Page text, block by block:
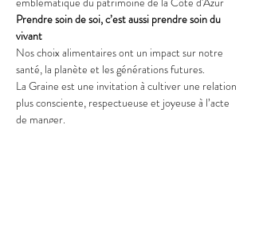
Prendre soin de soi, c’est aussi prendre soin du
vivant
Nos choix alimentaires ont un impact sur notre
santé, la planète et les générations futures.
La Graine est une invitation à cultiver une relation
plus consciente, respectueuse et joyeuse à l’acte
de manger.